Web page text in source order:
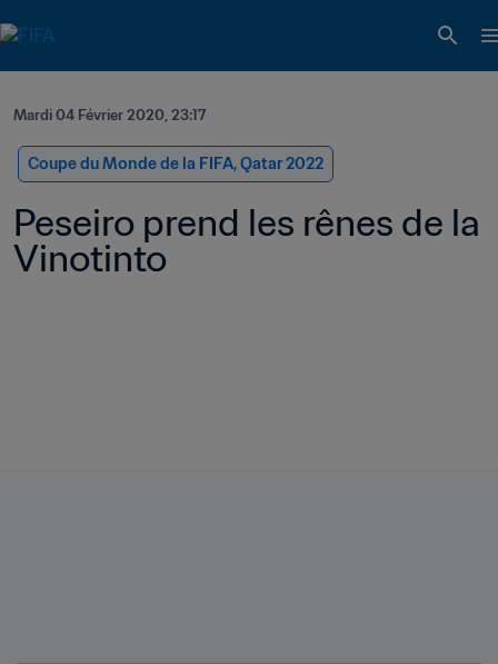
Mardi 04 Février 2020, 23:17
Coupe du Monde de la FIFA, Qatar 2022
Peseiro prend les rênes de la
Vinotinto